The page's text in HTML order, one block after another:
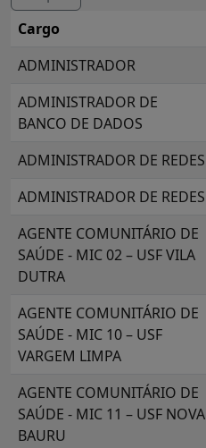
Cargo
ADMINISTRADOR
ADMINISTRADOR DE
BANCO DE DADOS
ADMINISTRADOR DE REDES
ADMINISTRADOR DE REDES
AGENTE COMUNITÁRIO DE
SAÚDE - MIC 02 – USF VILA
DUTRA
AGENTE COMUNITÁRIO DE
SAÚDE - MIC 10 – USF
VARGEM LIMPA
AGENTE COMUNITÁRIO DE
SAÚDE - MIC 11 – USF NOVA
BAURU